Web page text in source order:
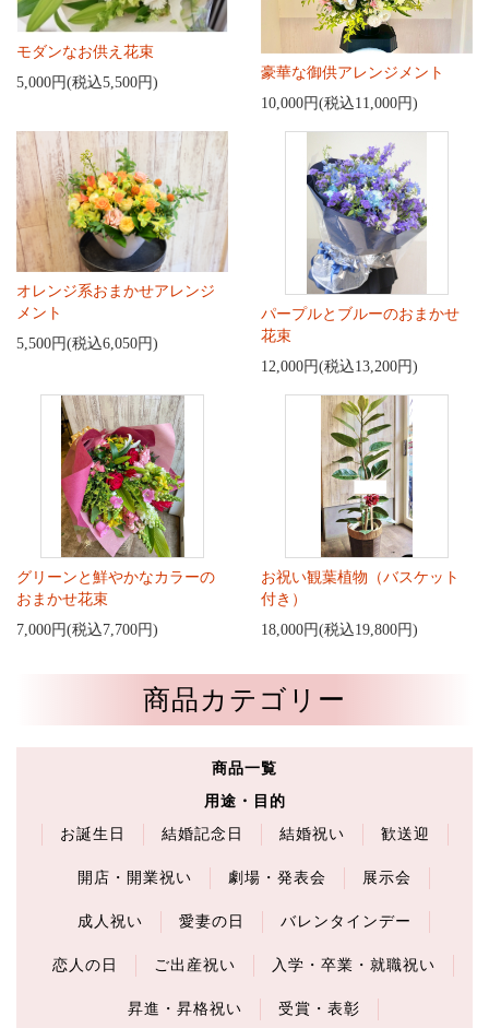
モダンなお供え花束
5,000円(税込5,500円)
豪華な御供アレンジメント
10,000円(税込11,000円)
オレンジ系おまかせアレンジ
メント
5,500円(税込6,050円)
パープルとブルーのおまかせ
花束
12,000円(税込13,200円)
グリーンと鮮やかなカラーの
おまかせ花束
7,000円(税込7,700円)
お祝い観葉植物（バスケット
付き）
18,000円(税込19,800円)
商品カテゴリー
商品一覧
用途・目的
お誕生日
結婚記念日 結婚祝い 歓送迎
開店・開業祝い 劇場・発表会 展示会
成人祝い 愛妻の日 バレンタインデー
恋人の日 ご出産祝い 入学・卒業・就職祝い
昇進・昇格祝い 受賞・表彰